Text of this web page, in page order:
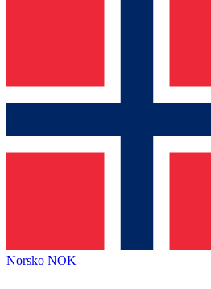
Norsko NOK